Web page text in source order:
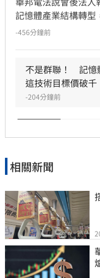
記憶體產業結構轉型
勁，推升DRAM與
擎，公司並大幅調
元，全力衝刺高雄
指出，隨AI需求爆
擴大，華邦電中長
別給予200元及275
力寄予厚望。提醒
-456分鐘前
不是群聯！　記憶
這技術目標價破千
-204分鐘前
相關新聞